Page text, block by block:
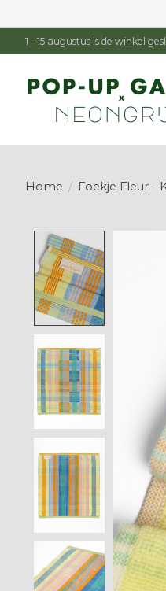
1 - 15 augustus is de winkel
Home / Foekje Fleur -